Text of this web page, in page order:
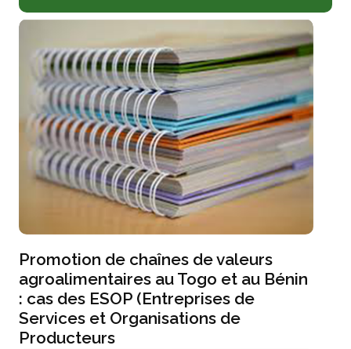
Promotion de chaînes de valeurs
agroalimentaires au Togo et au Bénin
: cas des ESOP (Entreprises de
Services et Organisations de
Producteurs